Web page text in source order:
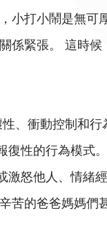
小打小鬧是無
係緊張。 這時
、衝動控制和
復性的行為模
怒他人、情緒
苦的爸爸媽媽們